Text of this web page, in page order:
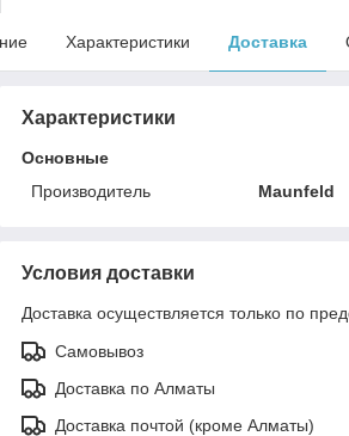
Характеристики Доставка
Характеристики
Основные
Производитель
Maunfeld
Условия доставки
Доставка осуществляется только по
Самовывоз
Доставка по Алматы
Доставка почтой (кроме Алматы)